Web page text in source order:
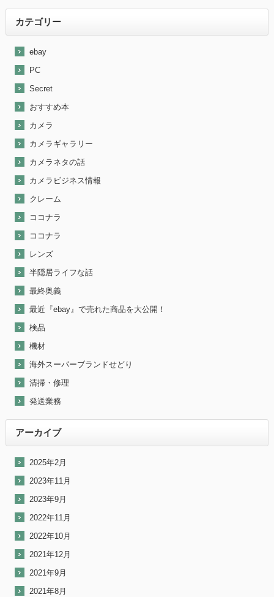
カテゴリー
ebay
PC
Secret
おすすめ本
カメラ
カメラギャラリー
カメラネタの話
カメラビジネス情報
クレーム
ココナラ
ココナラ
レンズ
半隠居ライフな話
最終奥義
最近『ebay』で売れた商品を大公開！
検品
機材
海外スーパーブランドせどり
清掃・修理
発送業務
アーカイブ
2025年2月
2023年11月
2023年9月
2022年11月
2022年10月
2021年12月
2021年9月
2021年8月